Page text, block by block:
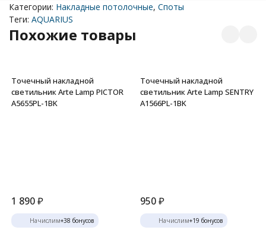
Категории: Накладные потолочные, Споты
Теги: AQUARIUS
Похожие товары
Точечный накладной
светильник Arte Lamp PICTOR
A5655PL-1BK
1 890₽
Начислим+38 бонусов
Точечный накладной
светильник Arte Lamp SENTRY
A1566PL-1BK
950 ₽
Начислим+19 бонусов